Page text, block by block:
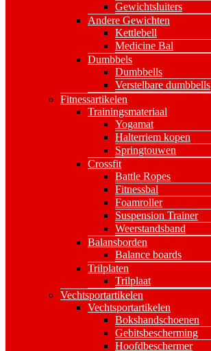
Gewichtsluiters
Andere Gewichten
Kettlebell
Medicine Bal
Dumbbels
Dumbbells
Verstelbare dumbbells
Fitnessartikelen
Trainingsmateriaal
Yogamat
Halterriem kopen
Springtouwen
Crossfit
Battle Ropes
Fitnessbal
Foamroller
Suspension Trainer
Weerstandsband
Balansborden
Balance boards
Trilplaten
Trilplaat
Vechtsportartikelen
Vechtsportartikelen
Bokshandschoenen
Gebitsbescherming
Hoofdbeschermer